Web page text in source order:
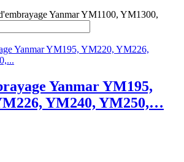
Yanmar YM1100, YM1300,
Yanmar YM195,
YM240, YM250,…